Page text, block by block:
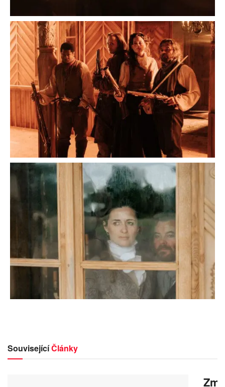
SouvisejícíČlánky